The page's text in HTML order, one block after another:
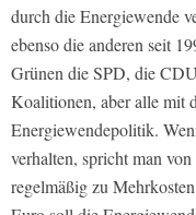
durch die Energiewende
ebenso die anderen seit
Grünen die SPD, die
Koalitionen, aber alle mit
Energiewendepolitik.
verhalten, spricht man
regelmäßig zu